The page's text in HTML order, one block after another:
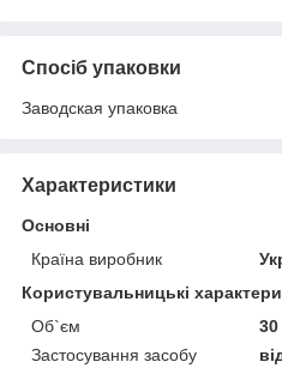
Спосіб упаковки
Заводская упаковка
Характеристики
Основні
Країна виробник
Користувальницькі
Об`єм
Застосування засобу